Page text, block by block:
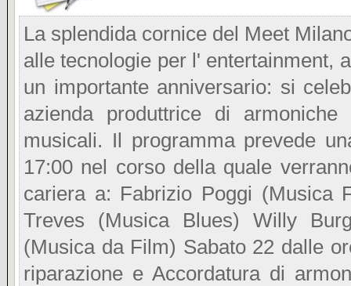
La splendida cornice del Meet
alle tecnologie per l'
un importante anniversario: si
azienda produttrice di
musicali. Il programma prevede
17:00 nel corso della quale
cariera a: Fabrizio Poggi (Musica
Treves (Musica Blues) Willy
(Musica da Film) Sabato 22 dalle
riparazione e Accordatura di